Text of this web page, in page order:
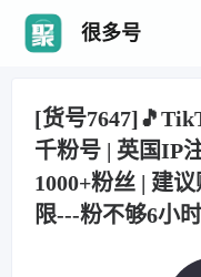
很多号
[货号
千粉号 | 英国IP
1000+粉丝 | 建
限---粉不够6小